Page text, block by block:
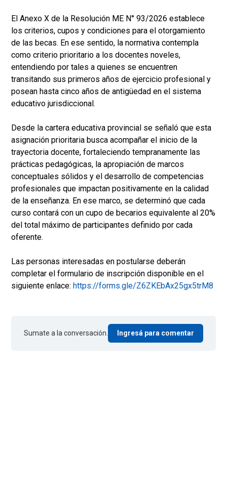
El Anexo X de la Resolución ME N° 93/2026 establece
los criterios, cupos y condiciones para el otorgamiento
de las becas. En ese sentido, la normativa contempla
como criterio prioritario a los docentes noveles,
entendiendo por tales a quienes se encuentren
transitando sus primeros años de ejercicio profesional y
posean hasta cinco años de antigüedad en el sistema
educativo jurisdiccional.
Desde la cartera educativa provincial se señaló que esta
asignación prioritaria busca acompañar el inicio de la
trayectoria docente, fortaleciendo tempranamente las
prácticas pedagógicas, la apropiación de marcos
conceptuales sólidos y el desarrollo de competencias
profesionales que impactan positivamente en la calidad
de la enseñanza. En ese marco, se determinó que cada
curso contará con un cupo de becarios equivalente al 20%
del total máximo de participantes definido por cada
oferente.
Las personas interesadas en postularse deberán
completar el formulario de inscripción disponible en el
siguiente enlace: https://forms.gle/Z6ZKEbAx25gx5trM8
Sumate a la conversación. Ingresá para comentar